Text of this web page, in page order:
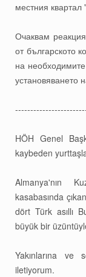
местния
Очаквам
от българското
на
установяването
HÖH Genel
kaybeden
Almanya'nın
kasabasında
dört Türk asıllı
büyük bir
Yakınlarına ve
iletiyorum.